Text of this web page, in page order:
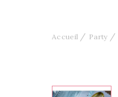
Accueil Party